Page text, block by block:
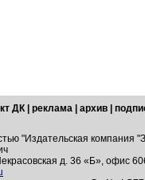
ДК реклама архив
"Издательская компания
д. 36 «Б», офис